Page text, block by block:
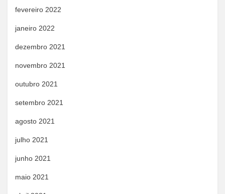
fevereiro 2022
janeiro 2022
dezembro 2021
novembro 2021
outubro 2021
setembro 2021
agosto 2021
julho 2021
junho 2021
maio 2021